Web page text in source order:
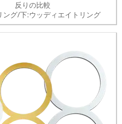
反りの比較
ング/下:ウッディエイトリング